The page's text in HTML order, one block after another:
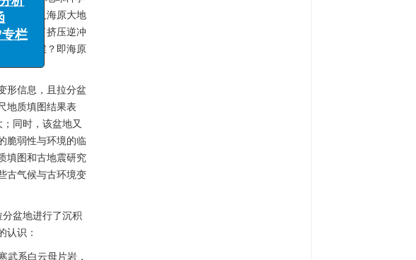
震研究及海原大地
要经历了挤压逆冲
什么时候？即海原
形信息，且拉分盆
地质填图结果表
同时，该盆地又
脆弱性与环境的临
填图和古地震研究
古气候与古环境变
盆地进行了沉积
认识：
武系白云母片岩，
x
例分析
函
展”专栏